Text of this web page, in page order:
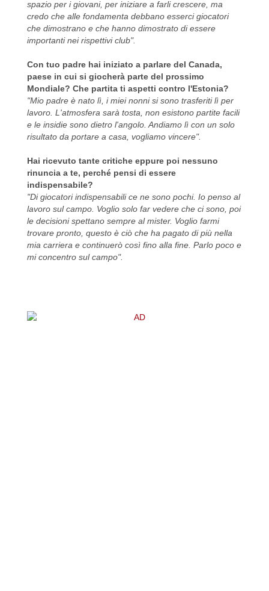
spazio per i giovani, per iniziare a farli crescere, ma
credo che alle fondamenta debbano esserci giocatori
che dimostrano e che hanno dimostrato di essere
importanti nei rispettivi club".
Con tuo padre hai iniziato a parlare del Canada,
paese in cui si giocherà parte del prossimo
Mondiale? Che partita ti aspetti contro l'Estonia?
"Mio padre è nato lì, i miei nonni si sono trasferiti lì per
lavoro. L'atmosfera sarà tosta, non esistono partite facili
e le insidie sono dietro l'angolo. Andiamo lì con un solo
risultato da portare a casa, vogliamo vincere".
Hai ricevuto tante critiche eppure poi nessuno
rinuncia a te, perché pensi di essere
indispensabile?
"Di giocatori indispensabili ce ne sono pochi. Io penso al
lavoro sul campo. Voglio solo far vedere che ci sono, poi
le decisioni spettano sempre al mister. Voglio farmi
trovare pronto, questo è ciò che ha pagato di più nella
mia carriera e continuerò così fino alla fine. Parlo poco e
mi concentro sul campo".